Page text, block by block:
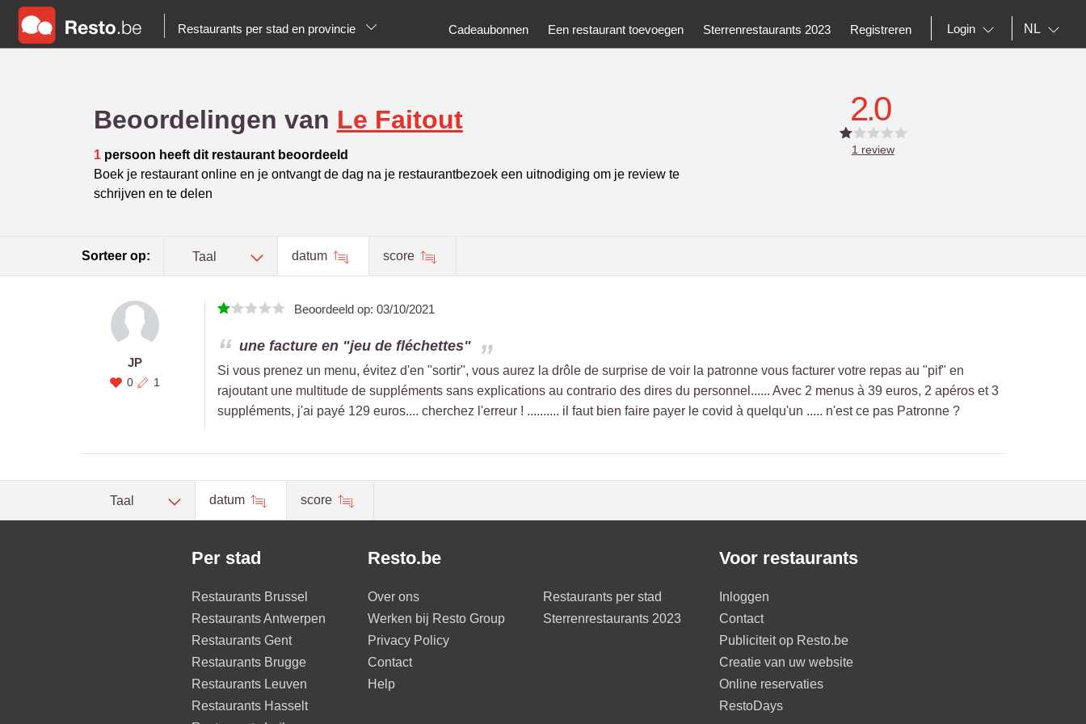
Restaurants per stad en provincie Cadeaubonnen Een restaurant toevoegen Sterrenrestaurants 2023 Registreren Login NL
Beoordelingen van Le Faitout
1persoon heeft dit restaurant beoordeeld
Boek je restaurant online en je ontvangt de dag na je restaurantbezoek een uitnodiging om je review te
schrijven en te delen
2.0
1 review
Sorteer op: Taal datum score
JP
0 1
Beoordeeld op: 03/10/2021
une facture en "jeu de fléchettes"
Si vous prenez un menu, évitez d'en "sortir", vous aurez la drôle de surprise de voir la patronne vous facturer votre repas au "pif" en
rajoutant une multitude de suppléments sans explications au contrario des dires du personnel...... Avec 2 menus à 39 euros, 2 apéros et 3
suppléments, j'ai payé 129 euros.... cherchez l'erreur ! .......... il faut bien faire payer le covid à quelqu'un ..... n'est ce pas Patronne ?
Taal datum score
Per stad
Restaurants Brussel
Restaurants Antwerpen
Restaurants Gent
Restaurants Brugge
Restaurants Leuven
Restaurants Hasselt
Resto.be
Over ons
Werken bij Resto Group
Privacy Policy
Contact
Help
Restaurants per stad
Sterrenrestaurants 2023
Voor restaurants
Inloggen
Contact
Publiciteit op Resto.be
Creatie van uw website
Online reservaties
RestoDays